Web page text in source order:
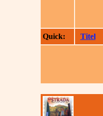
Quick: Titel